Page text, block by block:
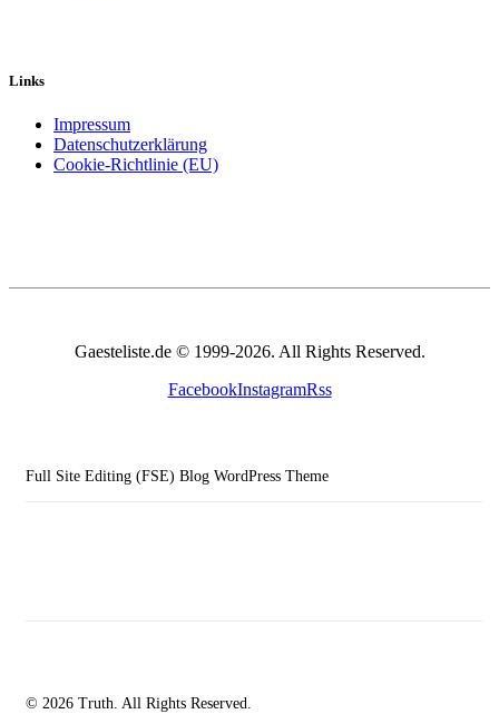
Links
Impressum
Datenschutzerklärung
Cookie-Richtlinie (EU)
Gaesteliste.de © 1999-2026. All Rights Reserved.
FacebookInstagramRss
Full Site Editing (FSE) Blog WordPress Theme
© 2026 Truth. All Rights Reserved.